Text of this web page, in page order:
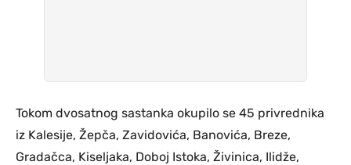
Tokom dvosatnog sastanka okupilo se 45 privrednika
iz Kalesije, Žepča, Zavidovića, Banovića, Breze,
Gradačca, Kiseljaka, Doboj Istoka, Živinica, Ilidže,